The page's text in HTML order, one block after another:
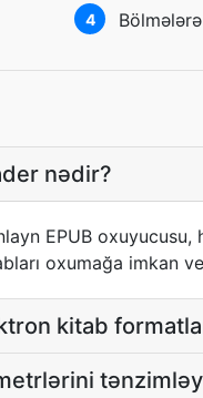
4
nədir?
EPUB
oxumağa imkan
kitab